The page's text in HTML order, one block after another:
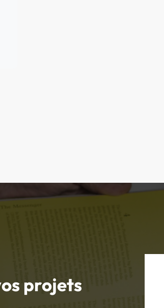
projets